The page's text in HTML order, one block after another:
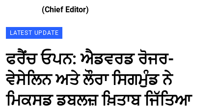
(Chief Editor)
LATEST UPDATE
ਫਰੈਂਚ ਓਪਨ: ਐਡਵਰਡ ਰੋਜਰ-
ਵੇਸੇਲਿਨ ਅਤੇ ਲੌਰਾ ਸਿਗਮੁੰਡ ਨੇ
ਮਿਕਸਡ ਡਬਲਜ਼ ਖ਼ਿਤਾਬ ਜਿੱਤਿਆ